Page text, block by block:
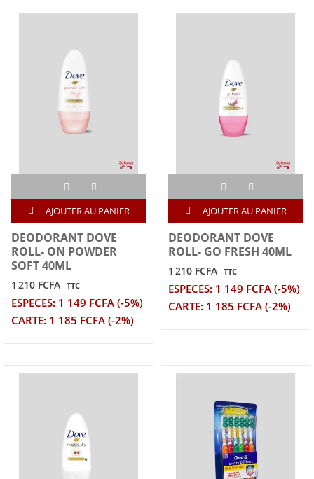
AJOUTER AU PANIER
DEODORANT DOVE
ROLL- ON POWDER
SOFT 40ML
1 210 FCFA TTC
ESPECES: 1 149 FCFA (-5%)
CARTE: 1 185 FCFA (-2%)
AJOUTER AU PANIER
DEODORANT DOVE
ROLL- GO FRESH 40ML
1 210 FCFA TTC
ESPECES: 1 149 FCFA (-5%)
CARTE: 1 185 FCFA (-2%)